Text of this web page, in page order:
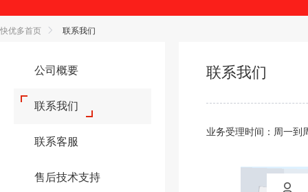
快优多首页 联系我们
公司概要
联系我们
联系客服
售后技术支持
联系我们
业务受理时间：周一到